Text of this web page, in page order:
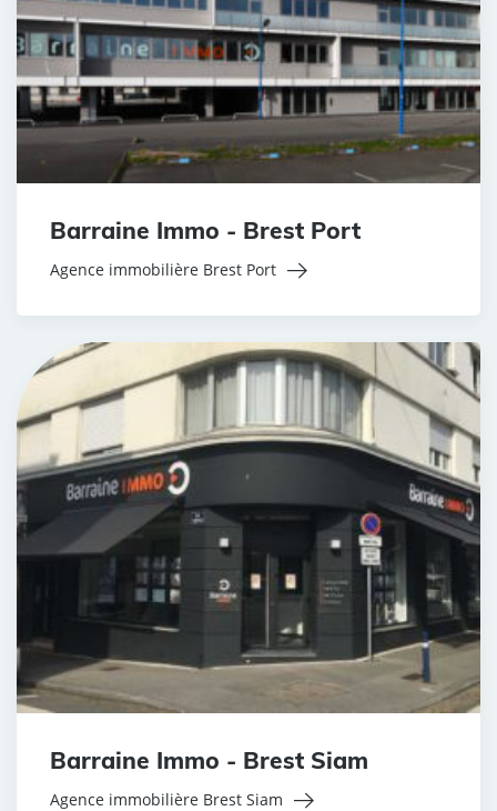
Barraine Immo - Brest Port
Agence immobilière Brest Port
Barraine Immo - Brest Siam
Agence immobilière Brest Siam